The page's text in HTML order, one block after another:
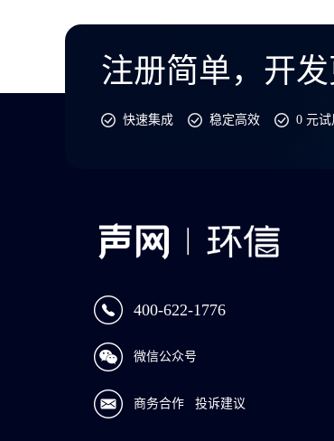
注册简单，开发
快速集成 稳定高效 0 元试
400-622-1776
微信公众号
商务合作 投诉建议